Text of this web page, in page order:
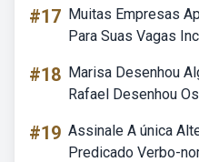
#17 Muitas Empresas
Para Suas Vagas
#18 Marisa Desenhou
Rafael Desenhou
#19 Assinale A única
Predicado Verbo-